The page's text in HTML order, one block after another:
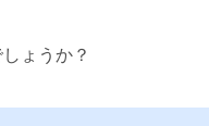
ょうか？